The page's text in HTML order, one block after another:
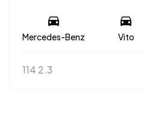
Mercedes-Benz Vito
114 2.3